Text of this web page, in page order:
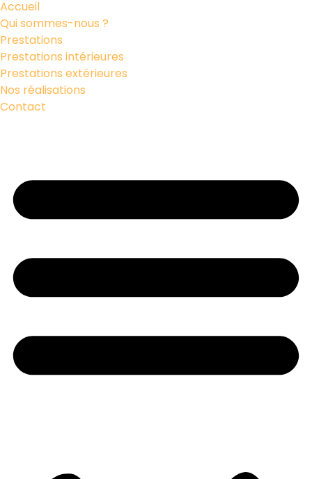
Accueil
Qui sommes-nous ?
Prestations
Prestations intérieures
Prestations extérieures
Nos réalisations
Contact